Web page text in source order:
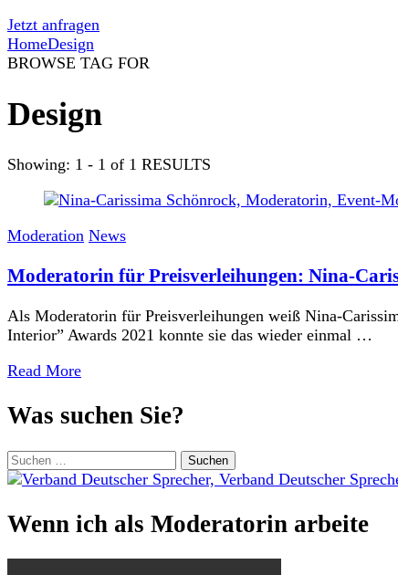
Jetzt anfragen
HomeDesign
BROWSE TAG FOR
Design
Showing: 1 - 1 of 1 RESULTS
Moderation News
Moderatorin für Preisverleihungen: Nina-
Als Moderatorin für Preisverleihungen weiß Nina-
Interior” Awards 2021 konnte sie das wieder einmal …
Read More
Was suchen Sie?
Suchen
nach:
Wenn ich als Moderatorin arbeite